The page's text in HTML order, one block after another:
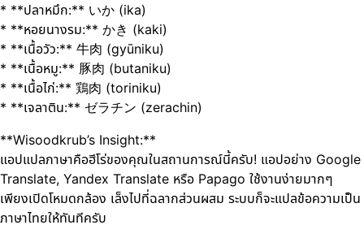
* **ปลาหมึก:** いか (ika)
* **หอยนางรม:** かき (kaki)
* **เนื้อวัว:** 牛肉 (gyūniku)
* **เนื้อหมู:** 豚肉 (butaniku)
* **เนื้อไก่:** 鶏肉 (toriniku)
* **เจลาติน:** ゼラチン (zerachin)
**Wisoodkrub’s Insight:**
แอปแปลภาษาคือฮีโร่ของคุณในสถานการณ์นี้ครับ! แอปอย่าง Google
Translate, Yandex Translate หรือ Papago ใช้งานง่ายมากๆ
เพียงเปิดโหมดกล้อง เล็งไปที่ฉลากส่วนผสม ระบบก็จะแปลข้อความเป็น
ภาษาไทยให้ทันทีครับ